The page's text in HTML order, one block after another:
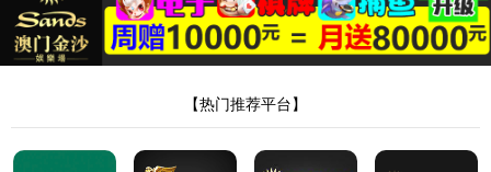
瀛樺湪!